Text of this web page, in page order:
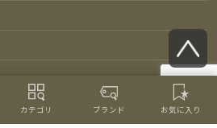
2026 FRONTLINES All Rights Reserved.
カテゴリ ブランド お気に入り